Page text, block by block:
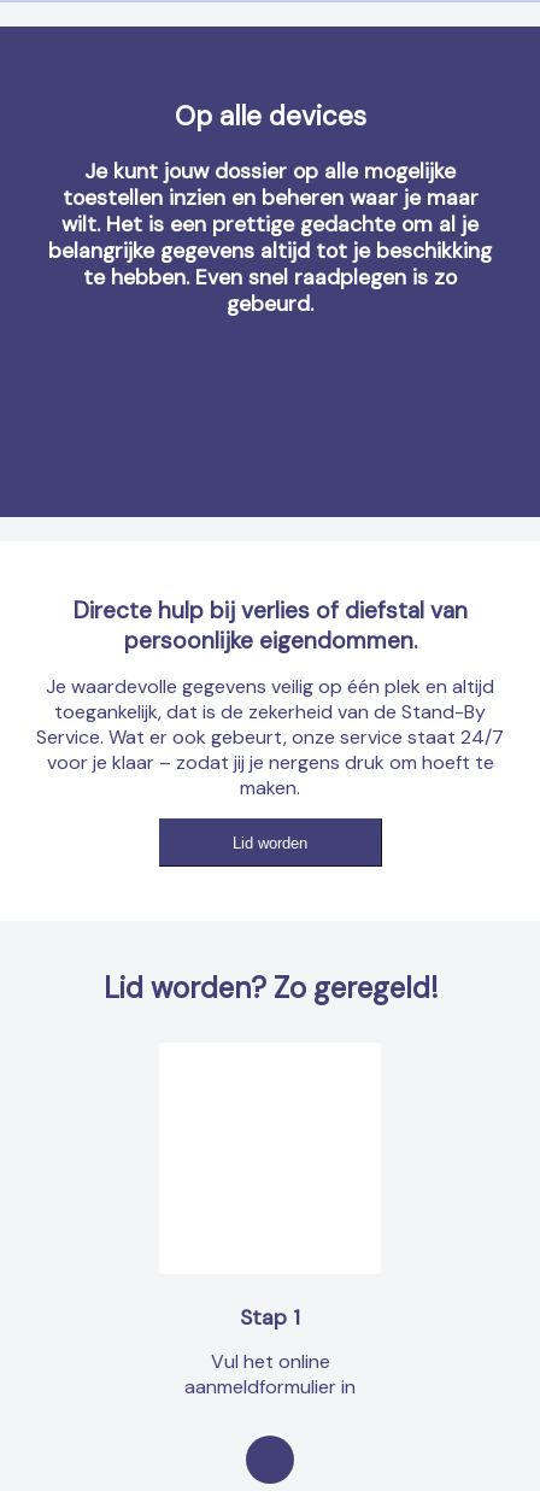
Op alle devices
Je kunt jouw dossier op alle mogelijke
toestellen inzien en beheren waar je maar
wilt. Het is een prettige gedachte om al je
belangrijke gegevens altijd tot je beschikking
te hebben. Even snel raadplegen is zo
gebeurd.
Directe hulp bij verlies of diefstal van
persoonlijke eigendommen.
Je waardevolle gegevens veilig op één plek en altijd
toegankelijk, dat is de zekerheid van de Stand-By
Service. Wat er ook gebeurt, onze service staat 24/7
voor je klaar – zodat jij je nergens druk om hoeft te
maken.
Lid worden
Lid worden? Zo geregeld!
Stap 1
Vul het online
aanmeldformulier in